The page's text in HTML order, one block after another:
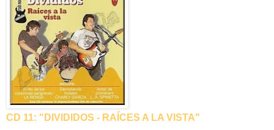
CD 11: "DIVIDIDOS - RAÍCES A LA VISTA"